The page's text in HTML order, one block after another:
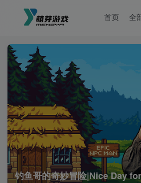
首页 全
钓鱼哥的奇妙冒险|Nice Day